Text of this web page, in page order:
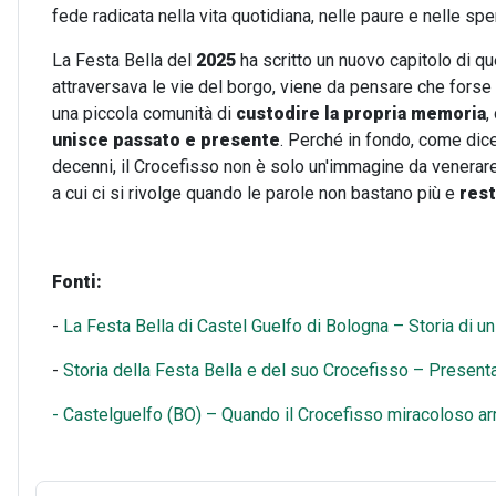
fede radicata nella vita quotidiana, nelle paure e nelle
La Festa Bella del 2025 ha scritto un nuovo capitolo di
attraversava le vie del borgo, viene da pensare che
una piccola comunità di custodire la propria memoria,
unisce passato e presente. Perché in fondo, come
decenni, il Crocefisso non è solo un'immagine da
a cui ci si rivolge quando le parole non bastano più e
Fonti:
- La Festa Bella di Castel Guelfo di Bologna – Storia di
- Storia della Festa Bella e del suo Crocefisso –
- Castelguelfo (BO) – Quando il Crocefisso miracoloso